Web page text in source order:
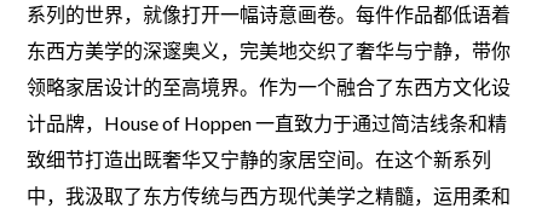
系列的世界，就像打开一幅诗意画卷。每件作品都低语着
东西方美学的深邃奥义，完美地交织了奢华与宁静，带你
领略家居设计的至高境界。作为一个融合了东西方文化设
计品牌，House of Hoppen 一直致力于通过简洁线条和精
致细节打造出既奢华又宁静的家居空间。在这个新系列
中，我汲取了东方传统与西方现代美学之精髓，运用柔和